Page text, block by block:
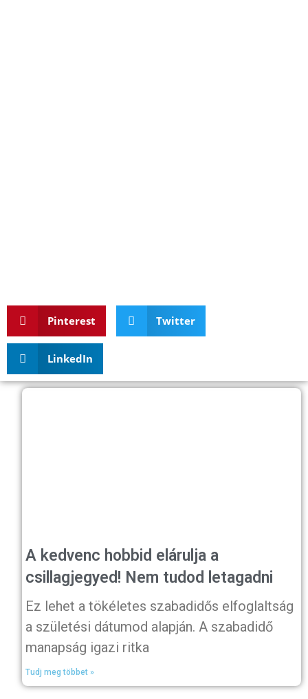
Pinterest Twitter
LinkedIn
A kedvenc hobbid elárulja a
csillagjegyed! Nem tudod letagadni
Ez lehet a tökéletes szabadidős elfoglaltság
a születési dátumod alapján. A szabadidő
manapság igazi ritka
Tudj meg többet »